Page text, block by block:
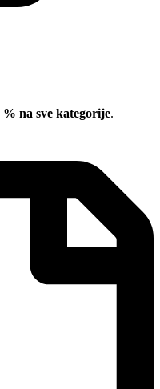
% na sve kategorije.